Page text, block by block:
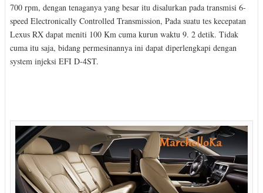
700 rpm, dengan tenaganya yang besar itu disalurkan pada transmisi 6-
speed Electronically Controlled Transmission, Pada suatu tes kecepatan
Lexus RX dapat meniti 100 Km cuma kurun waktu 9. 2 detik. Tidak
cuma itu saja, bidang permesinannya ini dapat diperlengkapi dengan
system injeksi EFI D-4ST.